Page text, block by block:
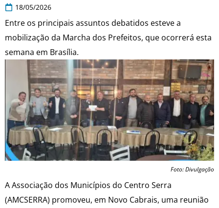
18/05/2026
Entre os principais assuntos debatidos esteve a
mobilização da Marcha dos Prefeitos, que ocorrerá esta
semana em Brasília.
Foto: Divulgação
A Associação dos Municípios do Centro Serra
(AMCSERRA) promoveu, em Novo Cabrais, uma reunião